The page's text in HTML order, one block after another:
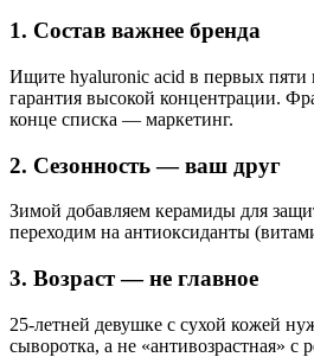
1. Состав важнее бренда
Ищите hyaluronic acid в первых пяти
гарантия высокой концентрации.
конце списка — маркетинг.
2. Сезонность — ваш друг
Зимой добавляем керамиды для
переходим на антиоксиданты
3. Возраст — не главное
25-летней девушке с сухой кожей
сыворотка, а не «антивозрастная» с